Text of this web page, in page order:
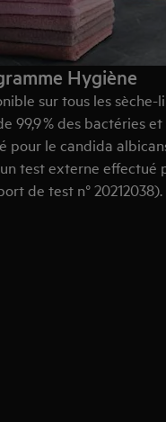
Hygiène
sur tous les sèche-
99,9 % des bactéries
pour le candida
test externe effectué
de test n° 20212038).